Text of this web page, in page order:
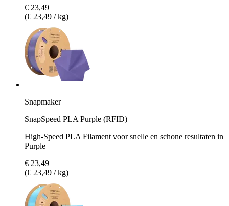
€ 23,49
(€ 23,49 / kg)
Snapmaker
SnapSpeed PLA Purple (RFID)
High-Speed PLA Filament voor snelle en schone resultaten in
Purple
€ 23,49
(€ 23,49 / kg)